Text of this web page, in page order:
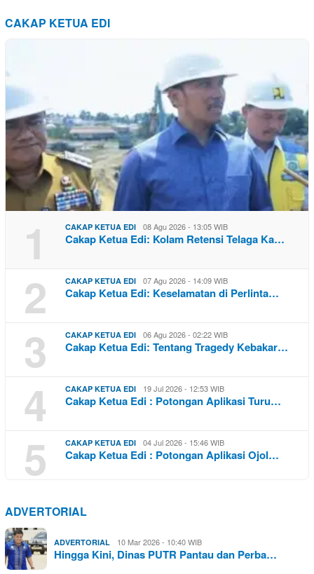
CAKAP KETUA EDI
1 CAKAP KETUA EDI 08 Agu 2026 - 13:05 WIB
Cakap Ketua Edi: Kolam Retensi Telaga Ka…
2 CAKAP KETUA EDI 07 Agu 2026 - 14:09 WIB
Cakap Ketua Edi: Keselamatan di Perlinta…
3 CAKAP KETUA EDI 06 Agu 2026 - 02:22 WIB
Cakap Ketua Edi: Tentang Tragedy Kebakar…
4 CAKAP KETUA EDI 19 Jul 2026 - 12:53 WIB
Cakap Ketua Edi : Potongan Aplikasi Turu…
5 CAKAP KETUA EDI 04 Jul 2026 - 15:46 WIB
Cakap Ketua Edi : Potongan Aplikasi Ojol…
ADVERTORIAL
ADVERTORIAL 10 Mar 2026 - 10:40 WIB
Hingga Kini, Dinas PUTR Pantau dan Perba…